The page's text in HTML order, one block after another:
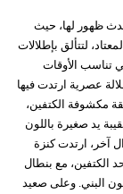
ظهور لها، حيث
لتتألق بإطلالات
تناسب الأوقات
عصرية ارتدت فيها
مكشوفة الكتفين،
يد صغيرة باللون
آخر، ارتدت كنزة
الكتفين، مع بنطال
البني. وعلى صعيد